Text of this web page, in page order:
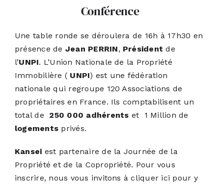
Conférence
Une table ronde se déroulera de 16h à 17h30 en
présence de Jean PERRIN, Président de
l’UNPI. L’Union Nationale de la Propriété
Immobilière ( UNPI) est une fédération
nationale qui regroupe 120 Associations de
propriétaires en France. Ils comptabilisent un
total de 250 000 adhérents et 1 Million de
logements privés.
Kansei est partenaire de la Journée de la
Propriété et de la Copropriété. Pour vous
inscrire, nous vous invitons à cliquer ici pour y